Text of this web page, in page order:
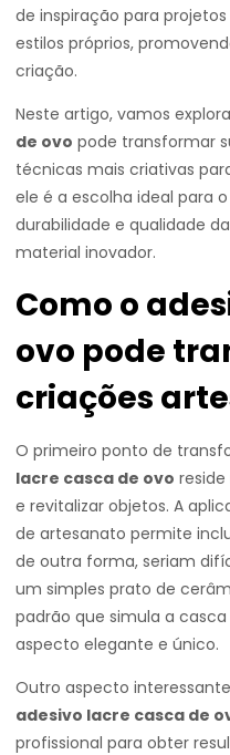
de inspiração para
estilos próprios,
criação.
Neste artigo, vamos
de ovo pode transformar
técnicas mais criativas
ele é a escolha ideal para
durabilidade e qualidade
material inovador.
Como o
ovo pode
criações
O primeiro ponto de
lacre casca de ovo
e revitalizar objetos. A
de artesanato permite
de outra forma, seriam
um simples prato de
padrão que simula a
aspecto elegante e único.
Outro aspecto
adesivo lacre casca de
profissional para obter